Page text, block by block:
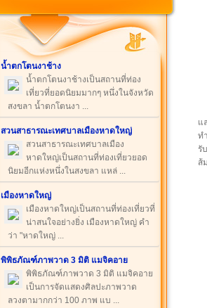
น้ำตกโตนงาช้าง
น้ำตกโตนงาช้างเป็นสถานที่ท่อง
เที่ยวที่ยอดนิยมมากๆ หนึ่งในจังหวัด
สงขลา น้ำตกโตนงา ...
สวนสาธารณะเทศบาลเมืองหาดใหญ่
สวนสาธารณะเทศบาลเมือง
หาดใหญ่เป็นสถานที่ท่องเที่ยวยอด
นิยมอีกแห่งหนึ่งในสงขลา แหล่ ...
เมืองหาดใหญ่
เมืองหาดใหญ่เป็นสถานที่ท่องเที่ยวที่
น่าสนใจอย่างยิ่ง เมืองหาดใหญ่ คำ
ว่า "หาดใหญ่ ...
พิพิธภัณฑ์ภาพวาด 3 มิติ แมจิคอาย
พิพิธภัณฑ์ภาพวาด 3 มิติ แมจิคอาย
เป็นการจัดแสดงศิลปะภาพวาด
ลวงตามากกว่า 100 ภาพ แบ ...
แ
ท
รั
ส้